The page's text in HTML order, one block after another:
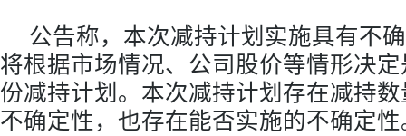
公告称，本次减持计划实施具有不
将根据市场情况、公司股价等情形决
份减持计划。本次减持计划存在减持
不确定性，也存在能否实施的不确定性